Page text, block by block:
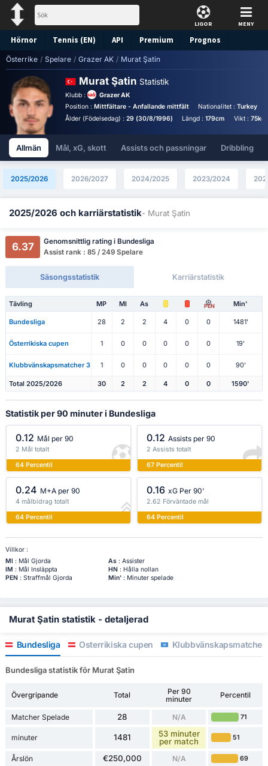
LIGOR MENY
Hörnor Tennis (EN) API Premium Prognos
Österrike / Spelare / Grazer AK / Murat Şatin
Murat Şatin Statistik
Klubb :
Grazer AK
Position : Mittfältare - Anfallande mittfält Nationalitet :Turkey
Ålder (Födelsedag) : 29 (30/8/1996) Längd :179cm Vikt : 75kg
Allmän Mål, xG, skott Assists och passningar Dribbling
2025/2026 2026/2027 2024/2025 2023/2024
2025/2026 och karriärstatistik- Murat Şatin
6.37
Genomsnittlig rating i Bundesliga
Assist rank : 85 / 249 Spelare
Säsongsstatistik Karriärstatistik
Tävling MP Ml As PEN Min'
Bundesliga 28 2 2 4 0 0 1481'
Österrikiska cupen 1 0 0 0 0 0 19'
Klubbvänskapsmatcher 3 1 0 0 0 0 0 90'
Total 2025/2026 30 2 2 4 0 0 1590'
Statistik per 90 minuter i Bundesliga
0.12 Mål per 90
2 Mål totalt
64 Percentil
0.12 Assists per 90
2 Assists totalt
67 Percentil
0.24 M+A per 90
4 målbidrag totalt
64 Percentil
0.16 xG Per 90'
2.62 Förväntade mål
64 Percentil
Villkor :
Ml : Mål Gjorda As: Assister
IM : Mål Insläppta HN: Hålla nollan
PEN: Straffmål Gjorda Min': Minuter spelade
Murat Şatin statistik - detaljerad
Bundesliga Österrikiska cupen Klubbvänskapsmatcher
Bundesliga statistik för Murat Şatin
Övergripande Total
Per 90
minuter
Percentil
Matcher Spelade 28 N/A 71
minuter 1481
53 minuter
per match
51
Årslön €250,000 N/A 69